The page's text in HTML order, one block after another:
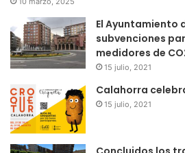
El Ayuntamiento
subvenciones
medidores de
15 julio, 2021
Calahorra
15 julio, 2021